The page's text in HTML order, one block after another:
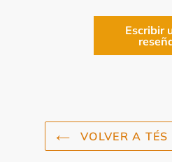
Escribir
VOLVER A